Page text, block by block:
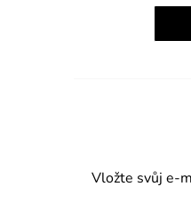
Vložte svůj e-